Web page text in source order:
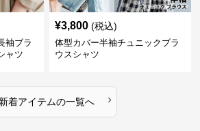
袖ブラ
ャツ
¥3,800 (税込)
体型カバー半袖チュニックブラ
ウスシャツ
新着アイテムの一覧へ ›